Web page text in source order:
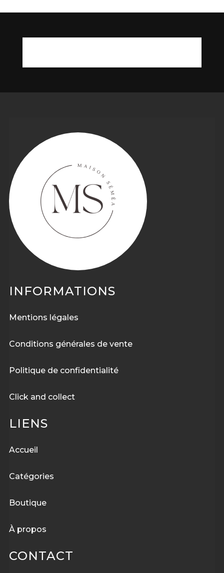
INFORMATIONS
Mentions légales
Conditions générales de vente
Politique de confidentialité
Click and collect
LIENS
Accueil
Catégories
Boutique
Àpropos
CONTACT